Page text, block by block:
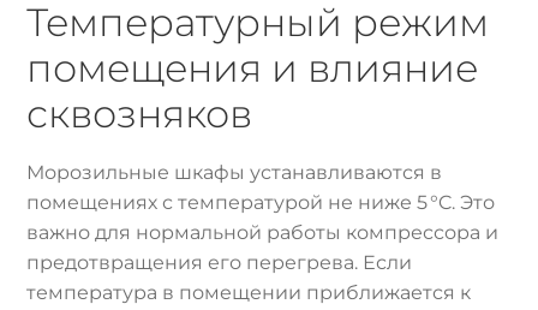
Температурный режим
помещения и влияние
сквозняков
Морозильные шкафы устанавливаются в
помещениях с температурой не ниже 5 °C. Это
важно для нормальной работы компрессора и
предотвращения его перегрева. Если
температура в помещении приближается к